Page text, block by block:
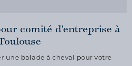
comité d'entreprise à
une balade à cheval pour votre